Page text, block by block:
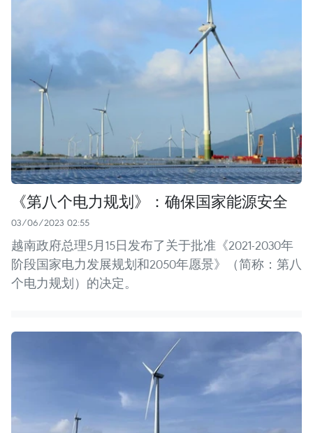
《第八个电力规划》：确保国家能源安全
03/06/2023 02:55
越南政府总理5月15日发布了关于批准《2021-2030年
阶段国家电力发展规划和2050年愿景》（简称：第八
个电力规划）的决定。